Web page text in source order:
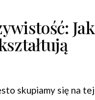
Jak
skupiamy się na tej